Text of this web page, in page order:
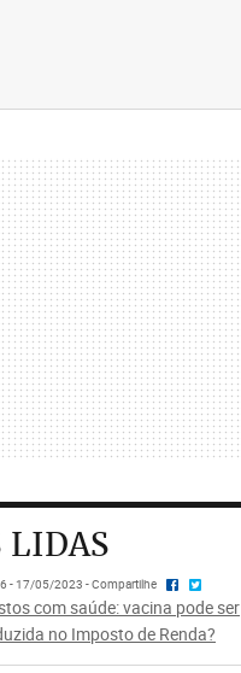
LIDAS
- 17/05/2023 - Compartilhe
com saúde: vacina pode ser
no Imposto de Renda?